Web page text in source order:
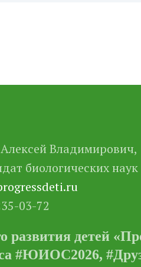
Владимирович,
биологических наук
03-72
детей
#ЮИОС2026,